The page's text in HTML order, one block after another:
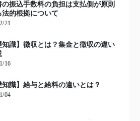
の振込手数料の負担は支払側が原則
法的根拠について
21
知識】徴収とは？集金と徴収の違い
16
知識】給与と給料の違いとは？
04